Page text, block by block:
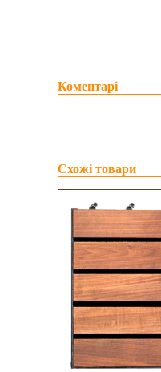
Коментарі
Схожі товари